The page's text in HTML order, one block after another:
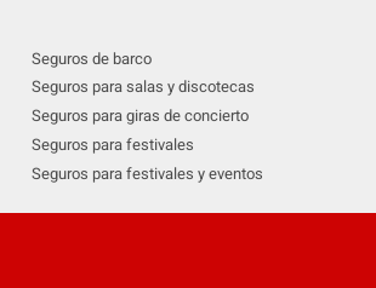
Seguros de barco
Seguros para salas y discotecas
Seguros para giras de concierto
Seguros para festivales
Seguros para festivales y eventos